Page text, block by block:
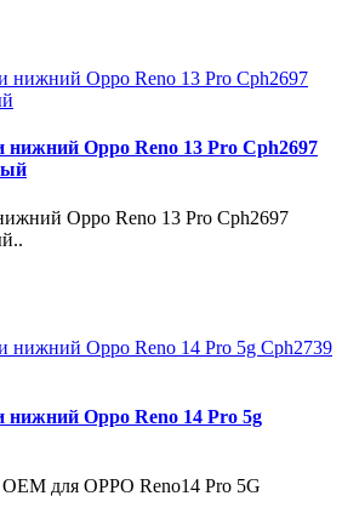
Oppo Reno 13 Pro Cph2697
Oppo Reno 13 Pro Cph2697
Oppo Reno 14 Pro 5g
для OPPO Reno14 Pro 5G